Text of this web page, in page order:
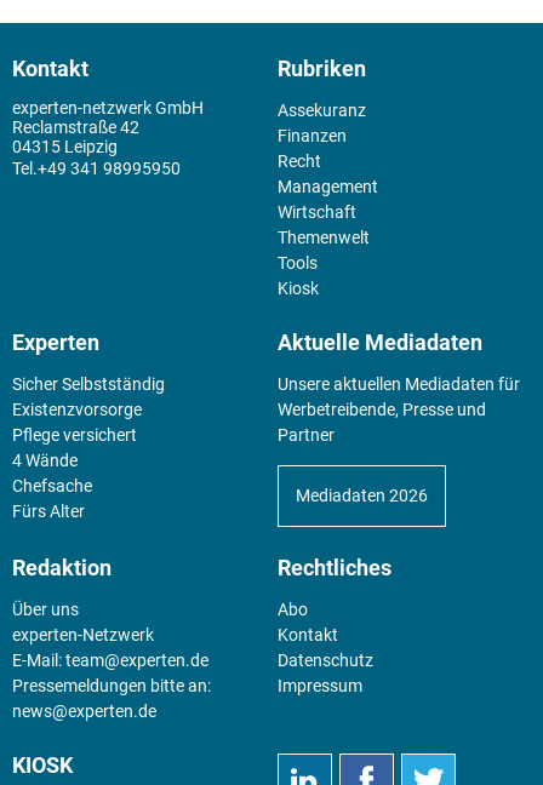
Kontakt
experten-netzwerk GmbH
Reclamstraße 42
04315 Leipzig
+49 341 98995950
Rubriken
Assekuranz
Finanzen
Recht
Management
Wirtschaft
Themenwelt
Tools
Kiosk
Experten
Sicher Selbstständig
Existenz­vorsorge
Pflege versichert
4 Wände
Chefsache
Fürs Alter
Aktuelle Mediadaten
Unsere aktuellen Mediadaten für
Werbetreibende, Presse und
Partner
Mediadaten 2026
Redaktion
Über uns
experten-Netzwerk
E-Mail:team@experten.de
Pressemeldungen bitte an:
news@experten.de
Rechtliches
Abo
Kontakt
Datenschutz
Impressum
KIOSK